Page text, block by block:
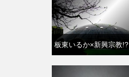
板東いるか×新興宗教!?